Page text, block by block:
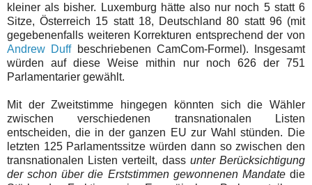
kleiner als bisher. Luxemburg hätte also nur noch 5 statt 6
Sitze, Österreich 15 statt 18, Deutschland 80 statt 96 (mit
gegebenenfalls weiteren Korrekturen entsprechend der von
Andrew Duffbeschriebenen CamCom-Formel). Insgesamt
würden auf diese Weise mithin nur noch 626 der 751
Parlamentarier gewählt.
Mit der Zweitstimme hingegen könnten sich die Wähler
zwischen verschiedenen transnationalen Listen
entscheiden, die in der ganzen EU zur Wahl stünden. Die
letzten 125 Parlamentssitze würden dann so zwischen den
transnationalen Listen verteilt, dass unter Berücksichtigung
der schon über die Erststimmen gewonnenen Mandate die